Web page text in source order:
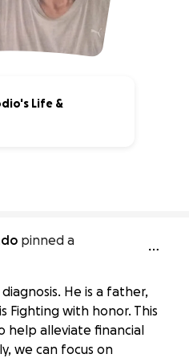
pinned a
He is a father,
Fighting with honor. This
help alleviate financial
we can focus on